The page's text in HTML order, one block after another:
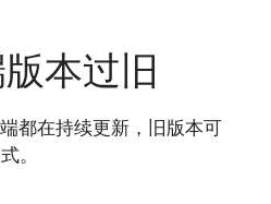
本过旧
都在持续更新，旧版本可
。